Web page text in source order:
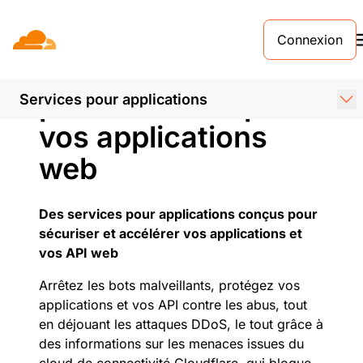
Connexion
Services pour applications
performances pour
vos applications
web
Des services pour applications conçus pour
sécuriser et accélérer vos applications et
vos API web
Arrêtez les bots malveillants, protégez vos
applications et vos API contre les abus, tout
en déjouant les attaques DDoS, le tout grâce à
des informations sur les menaces issues du